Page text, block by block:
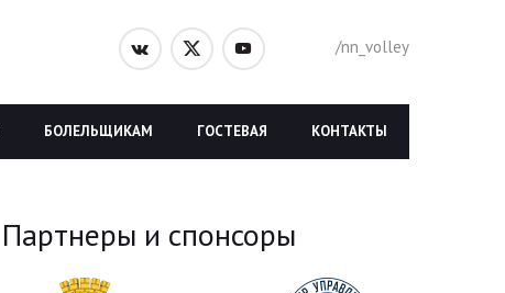
/nn_volley
КОНТАКТЫ
ГОСТЕВАЯ
БОЛЕЛЬЩИКАМ
Партнеры и спонсоры